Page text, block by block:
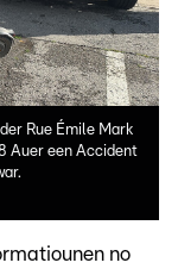
Rue Émile Mark
Auer een Accident
no